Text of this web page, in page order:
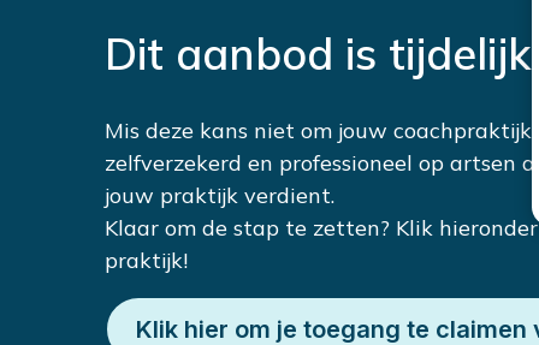
Dit aanbod is
Mis deze kans niet om jouw
zelfverzekerd en professioneel op artsen
jouw praktijk verdient.
Klaar om de stap te zetten? Klik
praktijk!
Klik hier om je toegang te claimen